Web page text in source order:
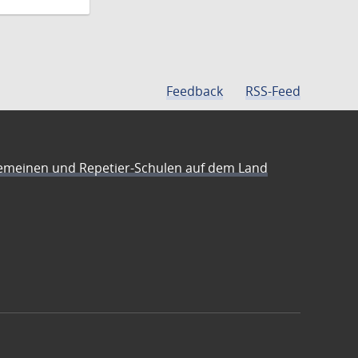
Feedback RSS-Feed
und Repetier-Schulen auf dem Land